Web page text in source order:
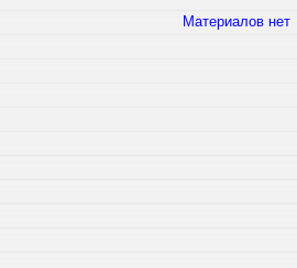
Материалов нет